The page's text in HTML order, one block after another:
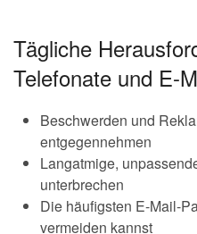
Tägliche
Telefonate und E-
Beschwerden und
entgegennehmen
Langatmige,
unterbrechen
Die häufigsten E-Mail-
vermeiden kannst